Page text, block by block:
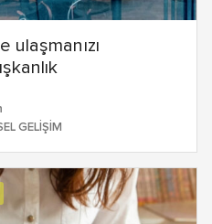
ulaşmanızı
GELIŞIM